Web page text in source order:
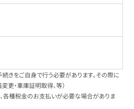
きをご自身で行う必要があります。その際に
更・車庫証明取得、等）
各種税金のお支払いが必要な場合がありま